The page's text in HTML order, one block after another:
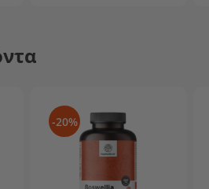
-20%